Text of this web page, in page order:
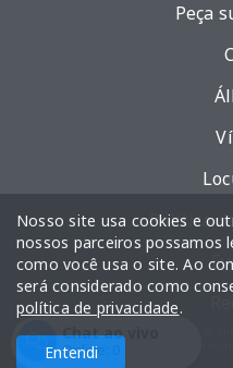
EM FOCO, direção de
Peça
Política
Nosso site usa cookies e
nossos parceiros possamos
como você usa o site. Ao
será considerado como
política de privacidade.
Entendi
Chat ao vivo
Online: